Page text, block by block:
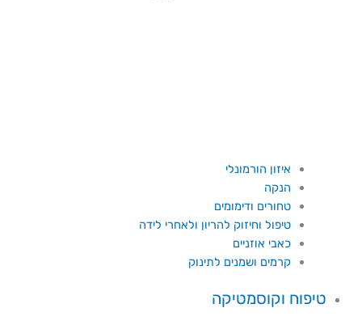
איזון הורמונלי
הנקה
טחורים ודימומים
טיפול וחיזוק להריון ולאחרי לידה
כאבי אוזניים
קרמים ושמנים לתינוק
טיפוח וקוסמטיקה